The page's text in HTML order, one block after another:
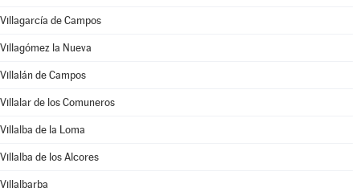
Villagarcía de Campos
Villagómez la Nueva
Villalán de Campos
Villalar de los Comuneros
Villalba de la Loma
Villalba de los Alcores
Villalbarba